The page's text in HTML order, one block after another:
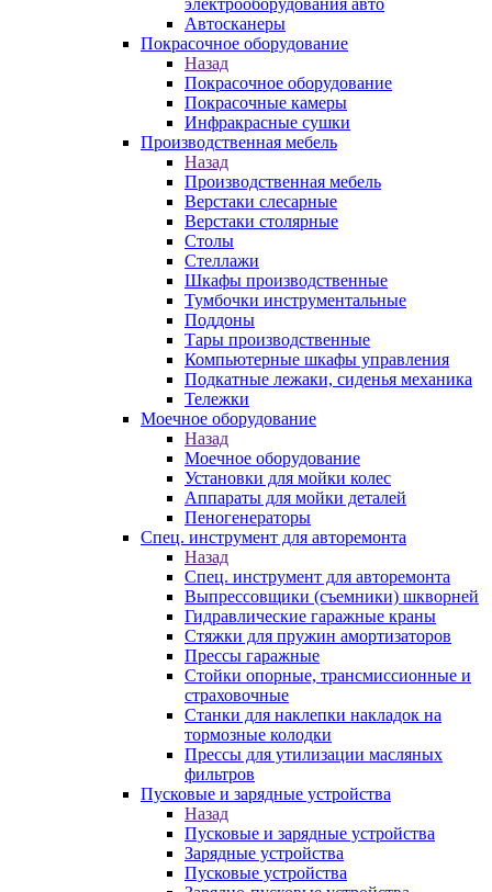
электрооборудования авто
Автосканеры
Покрасочное оборудование
Назад
Покрасочное оборудование
Покрасочные камеры
Инфракрасные сушки
Производственная мебель
Назад
Производственная мебель
Верстаки слесарные
Верстаки столярные
Столы
Стеллажи
Шкафы производственные
Тумбочки инструментальные
Поддоны
Тары производственные
Компьютерные шкафы управления
Подкатные лежаки, сиденья механика
Тележки
Моечное оборудование
Назад
Моечное оборудование
Установки для мойки колес
Аппараты для мойки деталей
Пеногенераторы
Спец. инструмент для авторемонта
Назад
Спец. инструмент для авторемонта
Выпрессовщики (съемники) шкворней
Гидравлические гаражные краны
Стяжки для пружин амортизаторов
Прессы гаражные
Стойки опорные, трансмиссионные и
страховочные
Станки для наклепки накладок на
тормозные колодки
Прессы для утилизации масляных
фильтров
Пусковые и зарядные устройства
Назад
Пусковые и зарядные устройства
Зарядные устройства
Пусковые устройства